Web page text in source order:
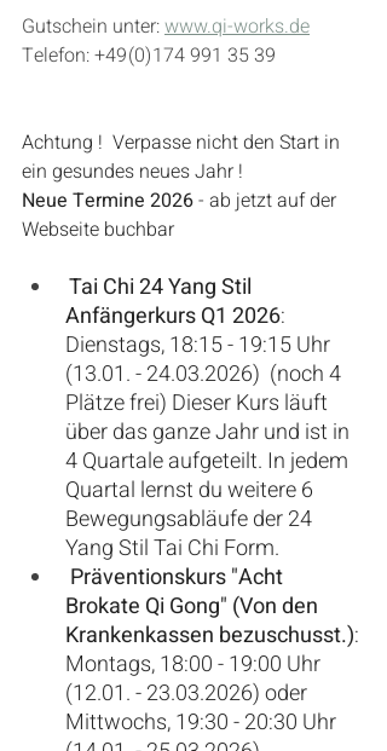
Gutschein unter: www.qi-works.de
Telefon: +49 (0) 174 991 35 39
Achtung !  Verpasse nicht den Start in
ein gesundes neues Jahr !
Neue Termine 2026 - ab jetzt auf der
Webseite buchbar
Tai Chi 24 Yang Stil
Anfängerkurs Q1 2026:
Dienstags, 18:15 - 19:15 Uhr
(13.01. - 24.03.2026)  (noch 4
Plätze frei) Dieser Kurs läuft
über das ganze Jahr und ist in
4 Quartale aufgeteilt. In jedem
Quartal lernst du weitere 6
Bewegungsabläufe der 24
Yang Stil Tai Chi Form.
Präventionskurs "Acht
Brokate Qi Gong" (Von den
Krankenkassen bezuschusst.):
Montags, 18:00 - 19:00 Uhr
(12.01. - 23.03.2026) oder
Mittwochs, 19:30 - 20:30 Uhr